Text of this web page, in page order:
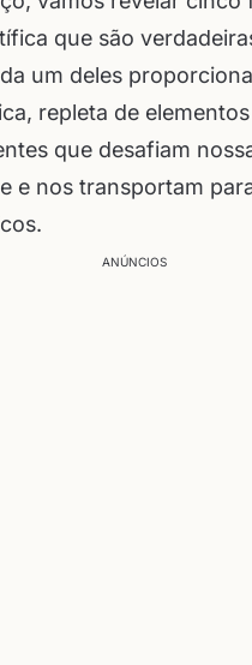
que são
um deles
repleta de elementos
que desafiam
e nos transportam
ANÚNCIOS